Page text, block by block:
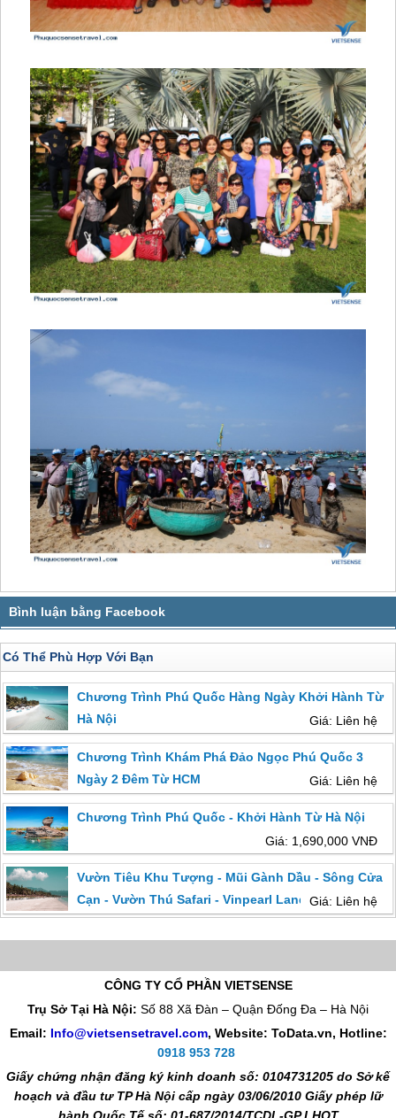
Có Thể Phù Hợp Với Bạn
Chương Trình Phú Quốc Hàng Ngày Khởi Hành Từ
Hà Nội
Giá: Liên hệ
Chương Trình Khám Phá Đảo Ngọc Phú Quốc 3
Ngày 2 Đêm Từ HCM
Giá: Liên hệ
Chương Trình Phú Quốc - Khởi Hành Từ Hà Nội
Giá: 1,690,000 VNĐ
Vườn Tiêu Khu Tượng - Mũi Gành Dầu - Sông Cửa
Cạn - Vườn Thú Safari - Vinpearl Land | 4 Ngày 3
Đêm
Giá: Liên hệ
CÔNG TY CỔ PHẦN VIETSENSE
Trụ Sở Tại Hà Nội: Số 88 Xã Đàn – Quận Đống Đa – Hà Nội
Email: Info@vietsensetravel.com, Website: ToData.vn, Hotline:
0918 953 728
Giấy chứng nhận đăng ký kinh doanh số: 0104731205 do Sở kế
hoạch và đầu tư TP Hà Nội cấp ngày 03/06/2010 Giấy phép lữ
hành Quốc Tế số: 01-687/2014/TCDL-GP LHQT